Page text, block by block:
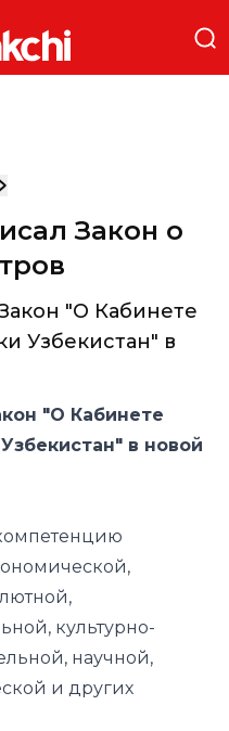
Закон о
"О Кабинете
Узбекистан" в
"О Кабинете
в новой
культурно-
научной,
и других